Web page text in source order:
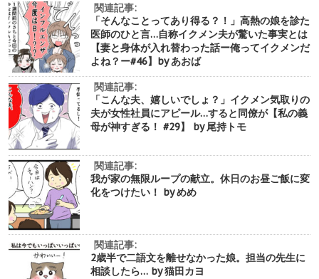
関連記事:
「そんなことってあり得る？！」高熱の娘を診た
医師のひと言…自称イクメン夫が驚いた事実とは
【妻と身体が入れ替わった話ー俺ってイクメンだ
よね？ー#46】by あおば
関連記事:
「こんな夫、嬉しいでしょ？」イクメン気取りの
夫が女性社員にアピール…すると同僚が【私の義
母が神すぎる！ #29】 by 尾持トモ
関連記事:
我が家の無限ループの献立。休日のお昼ご飯に変
化をつけたい！ by めめ
関連記事:
2歳半で二語文を離せなかった娘。担当の先生に
相談したら… by 猫田カヨ